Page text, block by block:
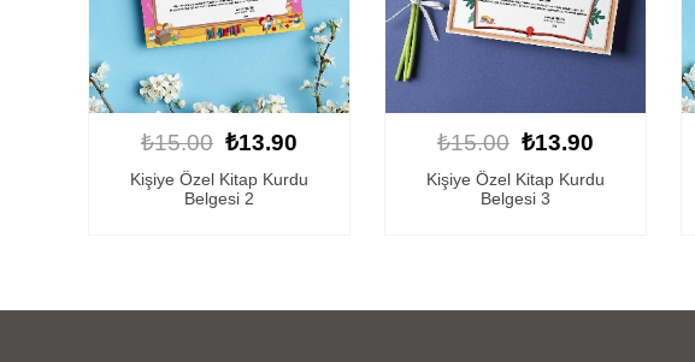
₺15.00 ₺13.90
Kişiye Özel Kitap Kurdu
Belgesi 2
₺15.00 ₺13.90
Kişiye Özel Kitap Kurdu
Belgesi 3